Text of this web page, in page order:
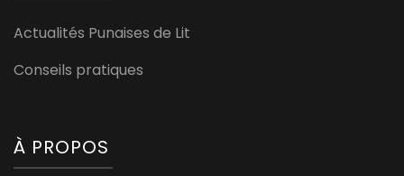
Actualités Punaises de Lit
Conseils pratiques
À PROPOS